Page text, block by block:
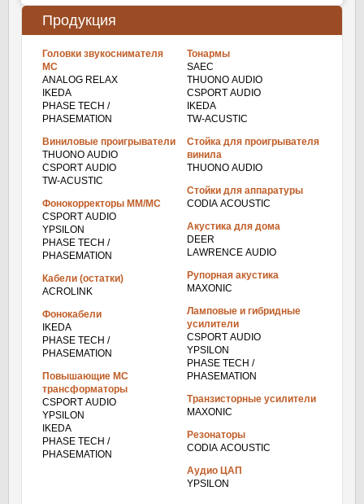
Продукция
Головки звукоснимателя
МС
ANALOG RELAX
IKEDA
PHASE TECH /
PHASEMATION
Виниловые проигрыватели
THUONO AUDIO
CSPORT AUDIO
TW-ACUSTIC
Фонокорректоры ММ/МС
CSPORT AUDIO
YPSILON
PHASE TECH /
PHASEMATION
Кабели (остатки)
ACROLINK
Фонокабели
IKEDA
PHASE TECH /
PHASEMATION
Повышающие МС
трансформаторы
CSPORT AUDIO
YPSILON
IKEDA
PHASE TECH /
PHASEMATION
Тонармы
SAEC
THUONO AUDIO
CSPORT AUDIO
IKEDA
TW-ACUSTIC
Стойка для проигрывателя
винила
THUONO AUDIO
Стойки для аппаратуры
CODIA ACOUSTIC
Акустика для дома
DEER
LAWRENCE AUDIO
Рупорная акустика
MAXONIC
Ламповые и гибридные
усилители
CSPORT AUDIO
YPSILON
PHASE TECH /
PHASEMATION
Транзисторные усилители
MAXONIC
Резонаторы
CODIA ACOUSTIC
Аудио ЦАП
YPSILON